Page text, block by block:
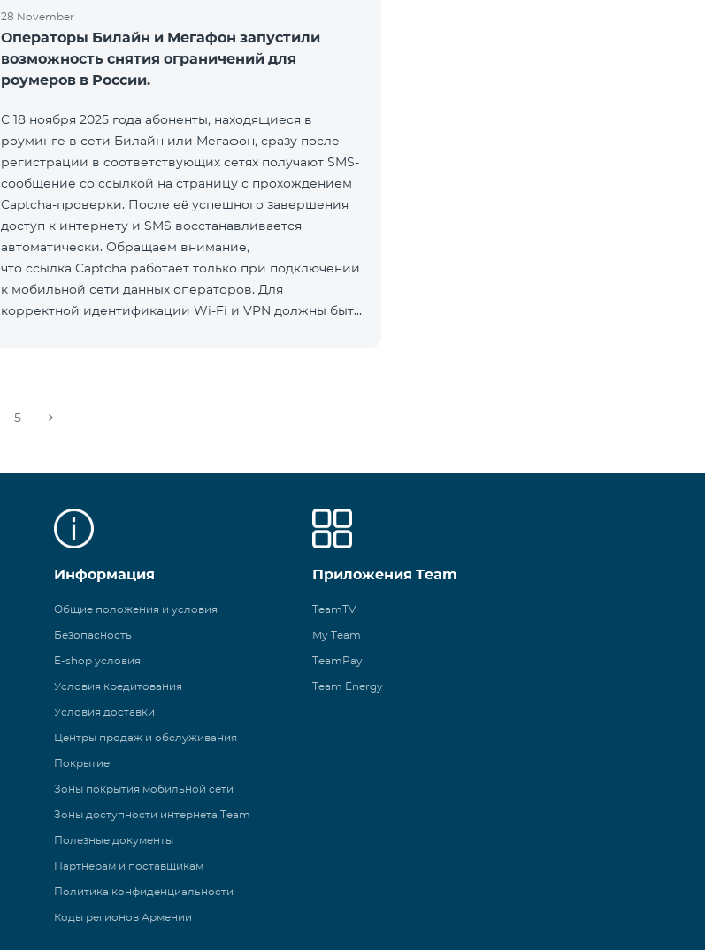
28 November
Операторы Билайн и Мегафон запустили
возможность снятия ограничений для
роумеров в России.
С 18 ноября 2025 года абоненты, находящиеся в
роуминге в сети Билайн или Мегафон, сразу после
регистрации в соответствующих сетях получают SMS-
сообщение со ссылкой на страницу с прохождением
Captcha-проверки. После её успешного завершения
доступ к интернету и SMS восстанавливается
автоматически. Обращаем внимание,
что ссылка Captcha работает только при подключении
к мобильной сети данных операторов. Для
корректной идентификации Wi-Fi и VPN должны быть
5
Информация
Общие положения и условия
Безопасность
E-shop условия
Условия кредитования
Условия доставки
Центры продаж и обслуживания
Покрытие
Зоны покрытия мобильной сети
Зоны доступности интернета Team
Полезные документы
Партнерам и поставщикам
Политика конфиденциальности
Коды регионов Армении
Приложения Team
TeamTV
My Team
TeamPay
Team Energy